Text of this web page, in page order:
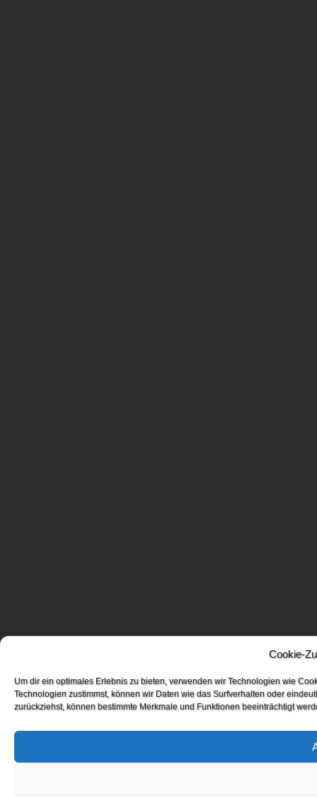
Cookie-
Um dir ein optimales Erlebnis zu bieten, verwenden wir Technologien wie
Technologien zustimmst, können wir Daten wie das Surfverhalten oder
zurückziehst, können bestimmte Merkmale und Funktionen beeinträchtigt